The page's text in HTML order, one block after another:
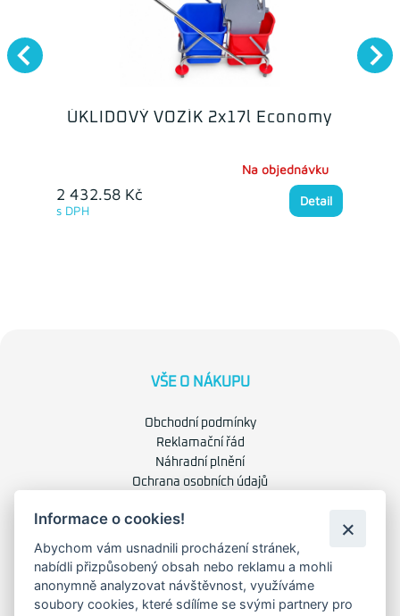
ÚKLIDOVÝ VOZÍK 2x17l Economy
2 432.58 Kč
s DPH
Na objednávku
Detail
VŠE O NÁKUPU
Obchodní podmínky
Reklamační řád
Náhradní plnění
Ochrana osobních údajů
O NÁS
O společnosti
Kariéra
Informace o cookies!
Abychom vám usnadnili procházení stránek,
nabídli přizpůsobený obsah nebo reklamu a mohli
anonymně analyzovat návštěvnost, využíváme
soubory cookies, které sdílíme se svými partnery pro